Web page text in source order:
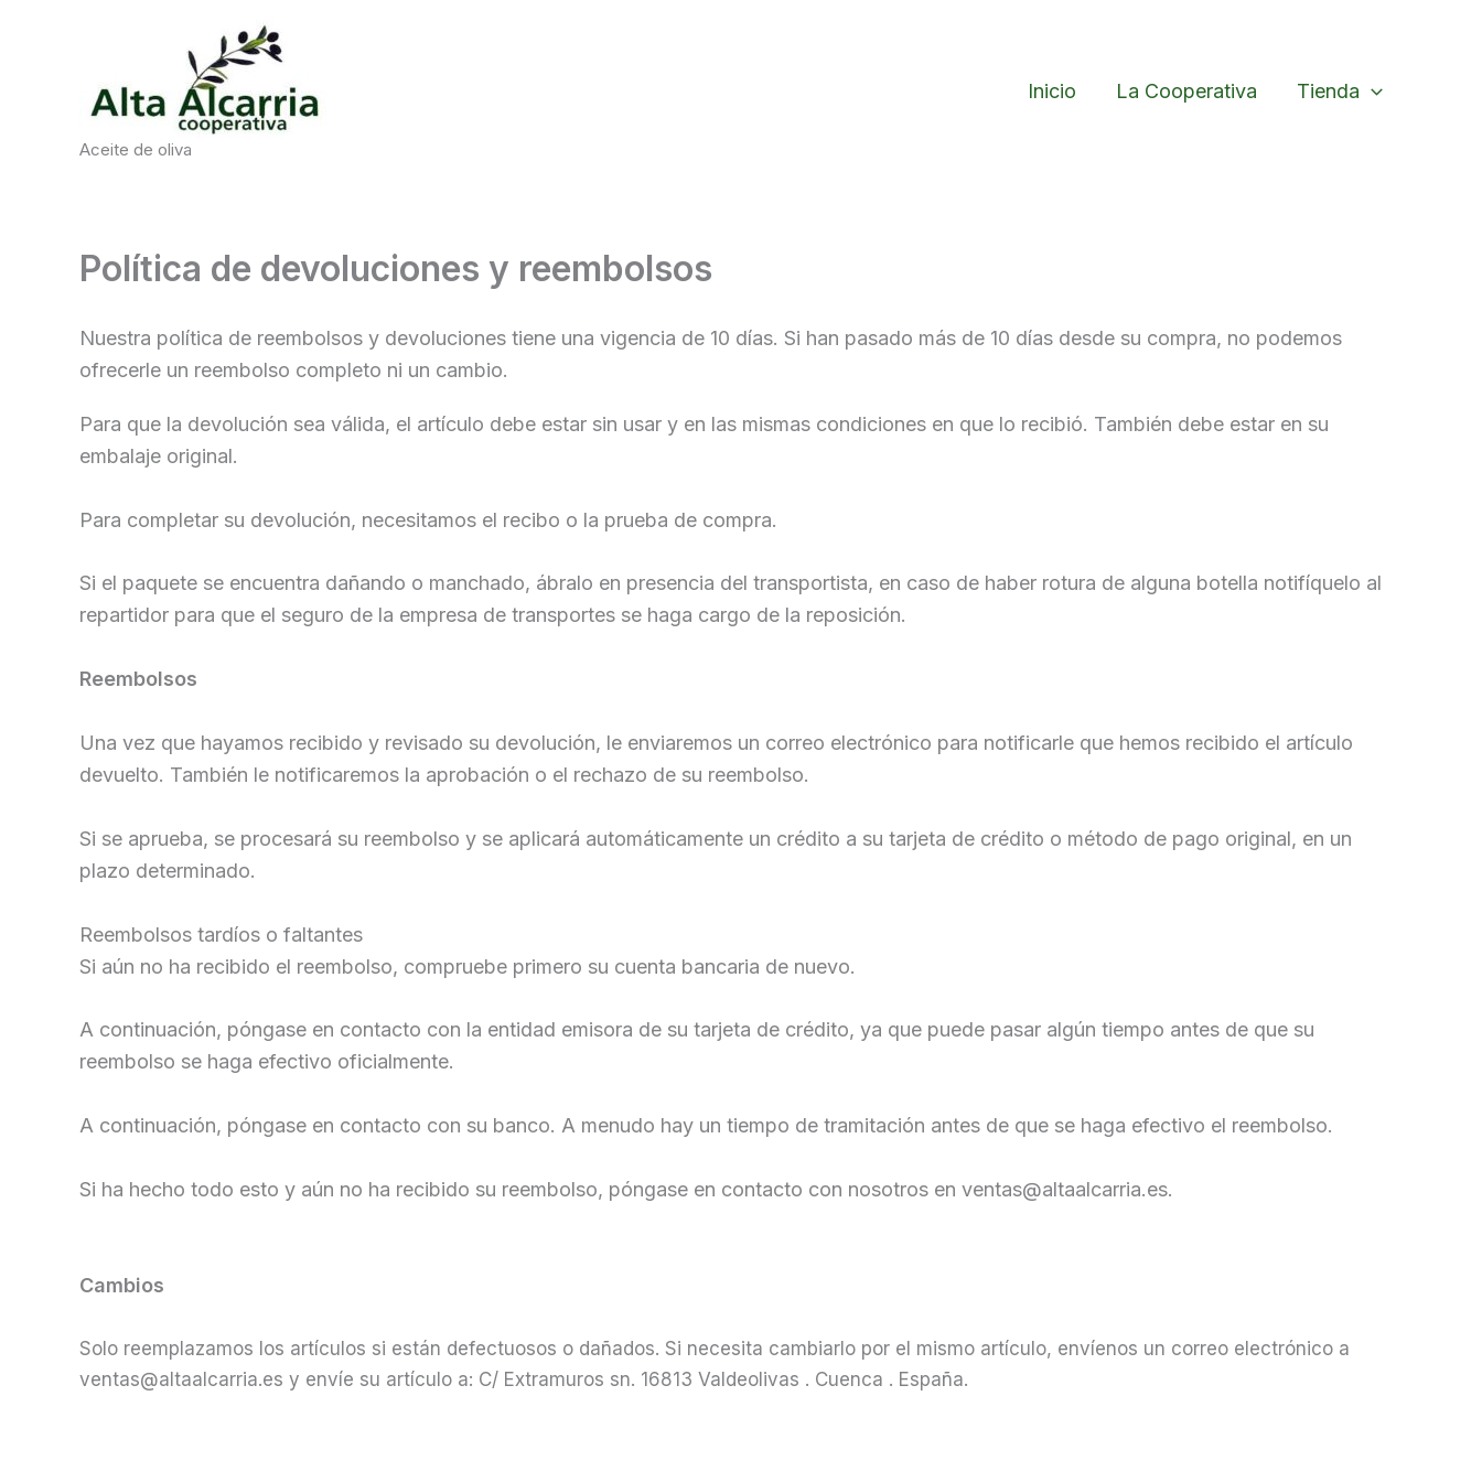
Aceite de oliva
Inicio La Cooperativa Tienda
Política de devoluciones y reembolsos
Nuestra política de reembolsos y devoluciones tiene una vigencia de 10 días. Si han pasado más de 10 días desde su compra, no podemos
ofrecerle un reembolso completo ni un cambio.
Para que la devolución sea válida, el artículo debe estar sin usar y en las mismas condiciones en que lo recibió. También debe estar en su
embalaje original.
Para completar su devolución, necesitamos el recibo o la prueba de compra.
Si el paquete se encuentra dañando o manchado, ábralo en presencia del transportista, en caso de haber rotura de alguna botella notifíquelo al
repartidor para que el seguro de la empresa de transportes se haga cargo de la reposición.
Reembolsos
Una vez que hayamos recibido y revisado su devolución, le enviaremos un correo electrónico para notificarle que hemos recibido el artículo
devuelto. También le notificaremos la aprobación o el rechazo de su reembolso.
Si se aprueba, se procesará su reembolso y se aplicará automáticamente un crédito a su tarjeta de crédito o método de pago original, en un
plazo determinado.
Reembolsos tardíos o faltantes
Si aún no ha recibido el reembolso, compruebe primero su cuenta bancaria de nuevo.
A continuación, póngase en contacto con la entidad emisora de su tarjeta de crédito, ya que puede pasar algún tiempo antes de que su
reembolso se haga efectivo oficialmente.
A continuación, póngase en contacto con su banco. A menudo hay un tiempo de tramitación antes de que se haga efectivo el reembolso.
Si ha hecho todo esto y aún no ha recibido su reembolso, póngase en contacto con nosotros en ventas@altaalcarria.es.
Cambios
Solo reemplazamos los artículos si están defectuosos o dañados. Si necesita cambiarlo por el mismo artículo, envíenos un correo electrónico a
ventas@altaalcarria.es y envíe su artículo a: C/ Extramuros sn. 16813 Valdeolivas . Cuenca . España.